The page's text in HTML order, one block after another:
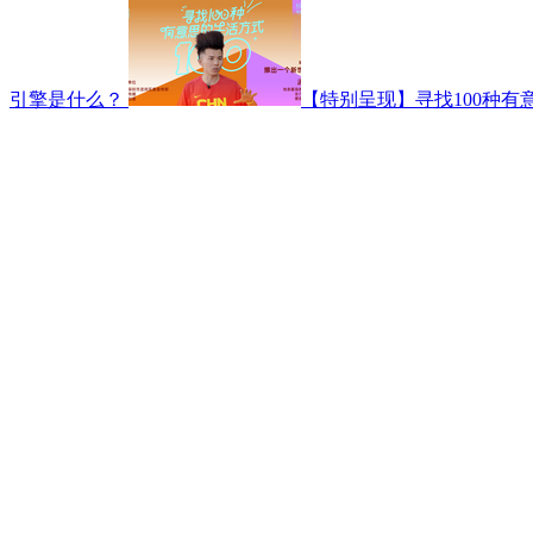
引擎是什么？ 【特别呈现】寻找100种有